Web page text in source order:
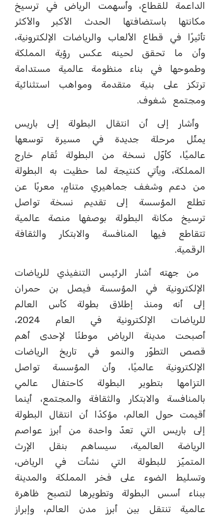
الداعمة للقطاع، وأسهمت الرياض في ترسيخ
مكانتها باستضافتها الحدث الأكبر والأكثر
تأثيرًا في قطاع الألعاب والرياضات الإلكترونية،
وأن ما تحقق لحينه عكس رؤية المملكة
وطموحها في بناء منظومة عالمية مستدامة
ترتكز على بنية متقدمة ومواهب استثنائية
ومجتمع شغوف.
وأشار إلى أن انتقال البطولة إلى باريس
يمثّل مرحلة جديدة في مسيرة توسعها
عالميًا، كأوّل نسخة من البطولة تُقام خارج
المملكة، ويأتي كنتيجة لما حظيت به البطولة
من دعم وشغف جماهيري متنامٍ، معربًا عن
تطلع المؤسسة إلى تقديم نسخة تواصل
ترسيخ مكانة البطولة بوصفها منصة عالمية
تتقاطع فيها المنافسة والابتكار والثقافة
الرقمية.
من جهته أشار الرئيس التنفيذي للرياضات
الإلكترونية في المؤسسة فيصل بن حمران
إلى أنه ومنذ إطلاق بطولة كأس العالم
للرياضات الإلكترونية في العام 2024،
أصبحت مدينة الرياض موطنًا لإحدى أهم
قصص التطوّر والنمو في تاريخ الرياضات
الإلكترونية عالميًا، وأن المؤسسة تواصل
التزامها بتطوير البطولة كاحتفال عالمي
بالمنافسة والابتكار والثقافة والمجتمع، أينما
أقيمت حول العالم، مؤكدًا أن انتقال البطولة
إلى باريس التي تعدّ واحدة من أبرز عواصم
الرياضة العالمية، سيساهم بنقل الإرث
المتميّز للبطولة التي نشأت في الرياض،
وتسليط الضوء على فخر المملكة والمدينة
ببناء أسس البطولة وتطويرها لتصبح ظاهرة
عالمية تنتقل بين أبرز مدن العالم، وإبراز